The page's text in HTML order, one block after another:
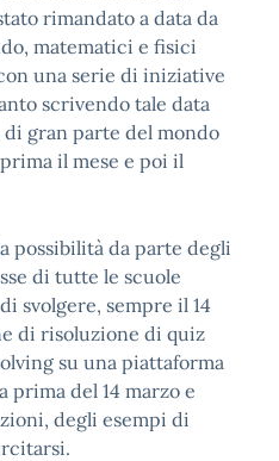
rimandato a data da
matematici e fisici
una serie di iniziative
scrivendo tale data
gran parte del mondo
il mese e poi il
possibilità da parte degli
di tutte le scuole
svolgere, sempre il 14
di risoluzione di quiz
su una piattaforma
prima del 14 marzo e
degli esempi di